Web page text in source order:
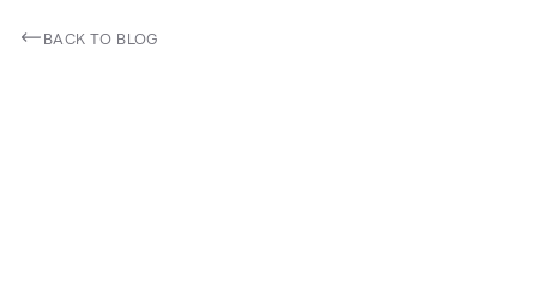
BACK TO BLOG